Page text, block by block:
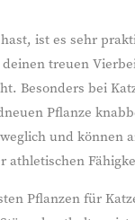
ist es sehr
treuen
Besonders bei
Pflanze
und können
athletischen
Pflanzen für